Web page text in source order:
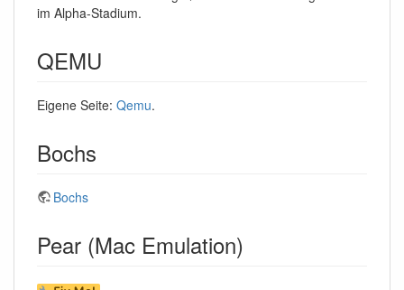
im Alpha-Stadium.
QEMU
Eigene Seite: Qemu.
Bochs
Bochs
Pear (Mac Emulation)